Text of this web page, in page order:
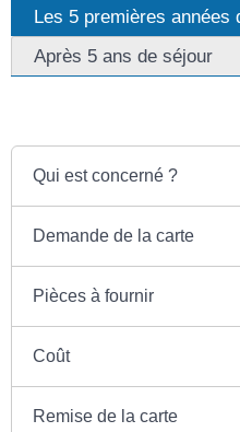
Les 5 premières années
Après 5 ans de séjour
Qui est concerné ?
Demande de la carte
Pièces à fournir
Coût
Remise de la carte